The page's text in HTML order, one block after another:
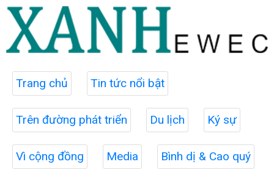
Trang chủ Tin tức nổi bật
Trên đường phát triển Du lịch Ký sự
Vì cộng đồng Media Bình dị & Cao quý